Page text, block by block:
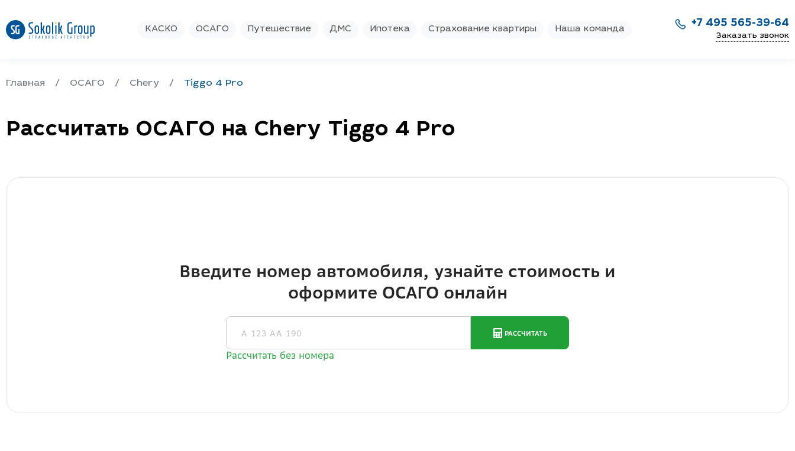
КАСКО ОСАГО Путешествие ДМС Ипотека Страхование квартиры Наша команда
+7 495 565-39-64
Заказать звонок
Главная ОСАГО Chery Tiggo 4 Pro
Рассчитать ОСАГО на Chery Tiggo 4 Pro